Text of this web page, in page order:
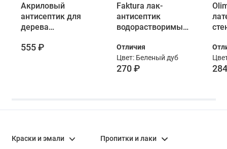
Акриловый
антисептик для
дерева
Husky Siberian
555 ₽
Faktura лак-
антисептик
водорастворимый
воском и ионами
серебрa беленый
дуб 0,9 л
Отличия
Цвет: Беленый дуб
270 ₽
Краски и эмали Пропитки и лаки